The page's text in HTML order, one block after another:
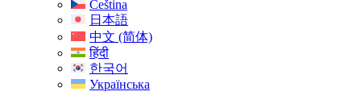
Čeština
日本語
中文 (简体)
हिंदी
한국어
Українська